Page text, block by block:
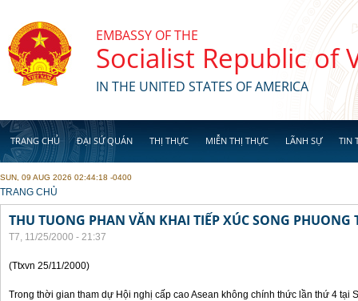
EMBASSY OF THE
Socialist Republic of
IN THE UNITED STATES OF AMERICA
TRANG CHỦ ĐẠI SỨ QUÁN THỊ THỰC MIỄN THỊ THỰC LÃNH SỰ TIN
SUN, 09 AUG 2026 02:44:18 -0400
YOU ARE HERE
TRANG CHỦ
THU TUONG PHAN VĂN KHAI TIẾP XÚC SONG PHUONG
T7, 11/25/2000 - 21:37
(Ttxvn 25/11/2000)
Trong thời gian tham dự Hội nghị cấp cao Asean không chính thức lần thứ 4 tại